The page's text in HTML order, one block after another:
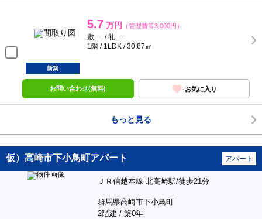
5.7 万円 （管理費等3,000円）
敷 － / 礼 －
1階 / 1LDK / 30.87㎡
新築
お問い合わせ(無料) お気に入り
もっと見る
仮）高崎市下小鳥町アパート アパート
ＪＲ信越本線 北高崎駅/徒歩21分
群馬県高崎市下小鳥町
2階建 / 築0年